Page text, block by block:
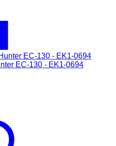
EC-130 - EK1-0694